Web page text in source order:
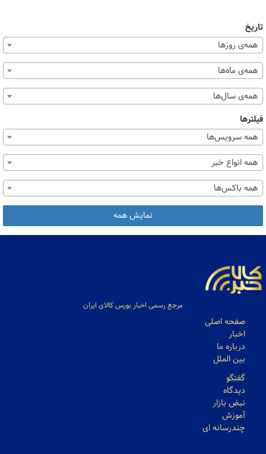
تاریخ
همه‌ی روزها
همه‌ی ماه‌ها
همه‌ی سال‌ها
فیلترها
همه سرویس‌ها
همه انواع خبر
همه باکس‌ها
نمایش همه
مرجع رسمی اخبار بورس کالای ایران
صفحه اصلی
اخبار
درباره ما
بین الملل
گفتگو
دیدگاه
نبض بازار
آموزش
چندرسانه ای